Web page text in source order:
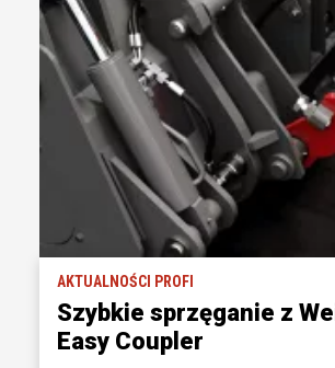
AKTUALNOŚCI PROFI
Szybkie sprzęganie z
Easy Coupler